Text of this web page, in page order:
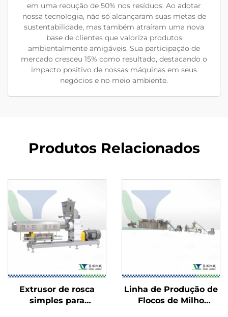
em uma redução de 50% nos resíduos. Ao adotar
nossa tecnologia, não só alcançaram suas metas de
sustentabilidade, mas também atraíram uma nova
base de clientes que valoriza produtos
ambientalmente amigáveis. Sua participação de
mercado cresceu 15% como resultado, destacando o
impacto positivo de nossas máquinas em seus
negócios e no meio ambiente.
Produtos Relacionados
Extrusor de rosca
simples para
Linha de Produção de
Flocos de Milho